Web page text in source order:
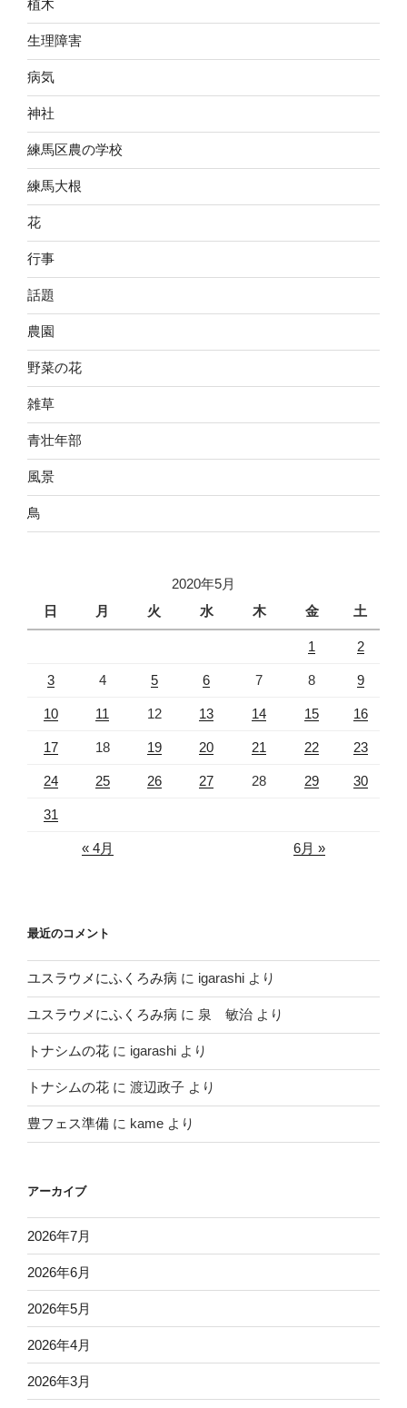
植木
生理障害
病気
神社
練馬区農の学校
練馬大根
花
行事
話題
農園
野菜の花
雑草
青壮年部
風景
鳥
2020年5月
日
月 火 水 木 金 土
1 2
3 4 5 6 7 8 9
10 11 12 13 14 15 16
17 18 19 20 21 22 23
24 25 26 27 28 29 30
31
« 4月 6月 »
最近のコメント
ユスラウメにふくろみ病 に igarashi より
ユスラウメにふくろみ病 に 泉 敏治 より
トナシムの花 に igarashi より
トナシムの花 に 渡辺政子 より
豊フェス準備 に kame より
アーカイブ
2026年7月
2026年6月
2026年5月
2026年4月
2026年3月